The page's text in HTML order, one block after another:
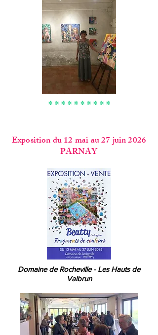
* * * * * * * * * *
Exposition du 12 mai au 27 juin 2026
PARNAY
Domaine de Rocheville - Les Hauts de
Valbrun